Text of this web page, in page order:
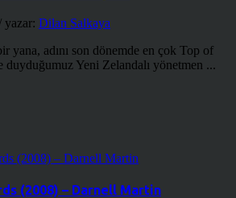
yazar: Dilan Salkaya
yana, adını son dönemde en çok Top of
duyduğumuz Yeni Zelandalı yönetmen ...
(2008) – Darnell Martin